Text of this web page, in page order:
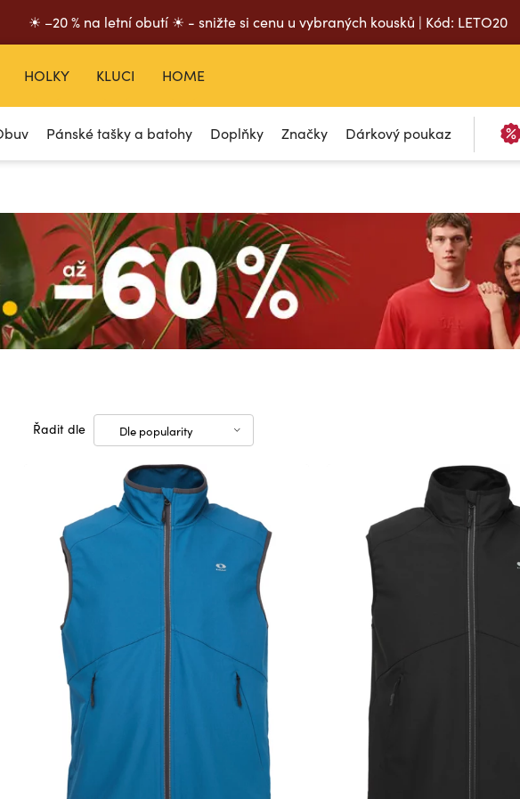
☀ –20 % na letní obutí ☀ - snižte si cenu u vybraných kousků | Kód: LETO20
Pánské tašky a batohy Doplňky Značky Dárkový poukaz
HOLKY KLUCI HOME
Řadit dle Dle popularity